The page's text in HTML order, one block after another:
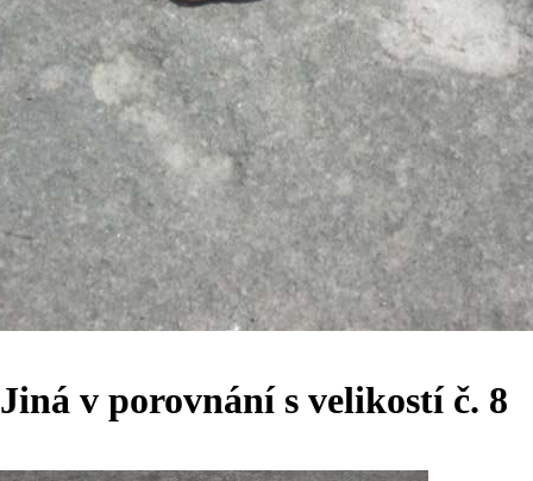
Jiná v porovnání s velikostí č. 8